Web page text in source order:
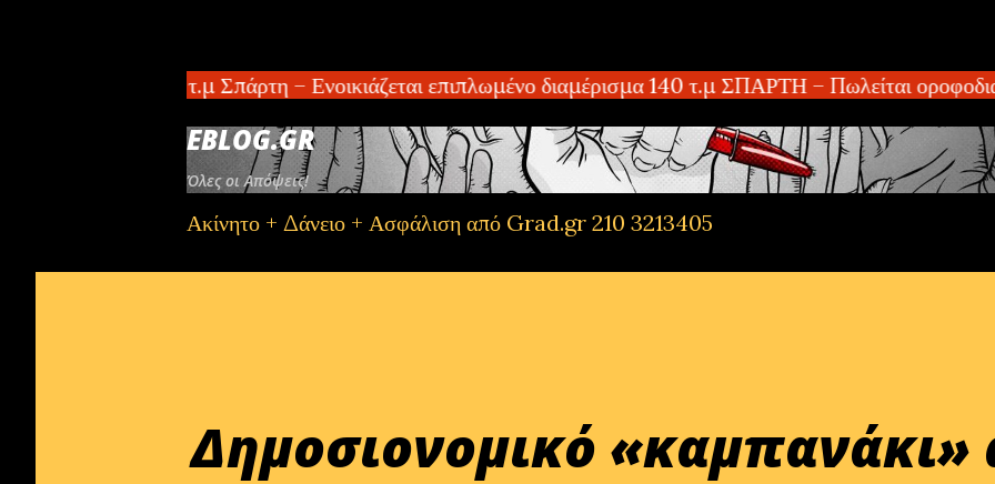
100 τ.μ Σπάρτη – Ενοικιάζεται επιπλωμένο διαμέρισμα 140 τ.μ ΣΠΑΡΤΗ – Πωλείται
EBLOG.GR
Όλες οι Απόψεις!
Ακίνητο + Δάνειο + Ασφάλιση από Grad.gr 210 3213405
Δημοσιονομικό